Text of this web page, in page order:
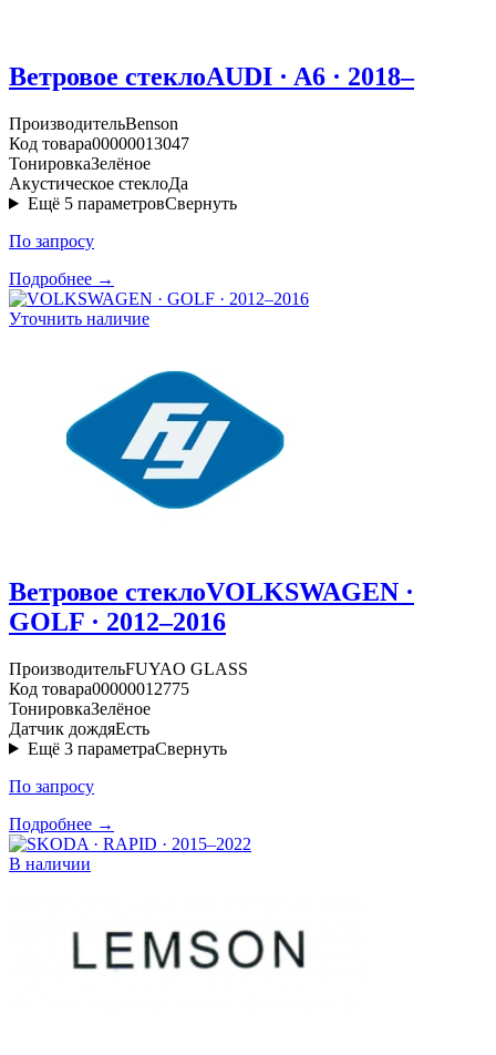
Ветровое стеклоAUDI · A6 · 2018–
ПроизводительBenson
Код товара00000013047
ТонировкаЗелёное
Акустическое стеклоДа
Ещё 5 параметровСвернуть
По запросу
Подробнее →
Уточнить наличие
Ветровое стеклоVOLKSWAGEN ·
GOLF · 2012–2016
ПроизводительFUYAO GLASS
Код товара00000012775
ТонировкаЗелёное
Датчик дождяЕсть
Ещё 3 параметраСвернуть
По запросу
Подробнее →
В наличии